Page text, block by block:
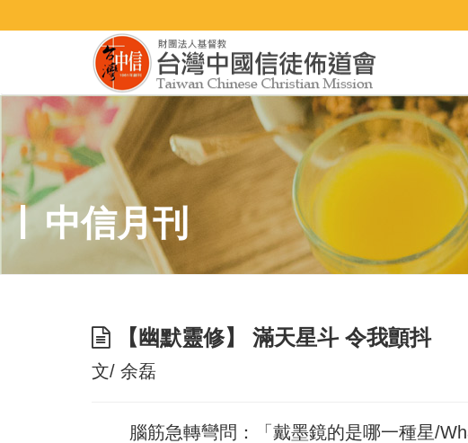
中信月刊
【幽默靈修】 滿天星斗 令我顫抖
文/ 余磊
腦筋急轉彎問：「戴墨鏡的是哪一種星/